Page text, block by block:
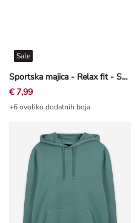
Sportska majica - Relax fit - Svijetlozelena
Sale
€ 7,99
+6 ovoliko dodatnih boja